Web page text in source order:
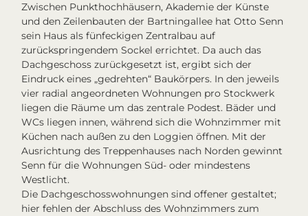
Zwischen Punkthochhäusern, Akademie der Künste
und den Zeilenbauten der Bartningallee hat Otto Senn
sein Haus als fünfeckigen Zentralbau auf
zurückspringendem Sockel errichtet. Da auch das
Dachgeschoss zurückgesetzt ist, ergibt sich der
Eindruck eines „gedrehten“ Baukörpers. In den jeweils
vier radial angeordneten Wohnungen pro Stockwerk
liegen die Räume um das zentrale Podest. Bäder und
WCs liegen innen, während sich die Wohnzimmer mit
Küchen nach außen zu den Loggien öffnen. Mit der
Ausrichtung des Treppenhauses nach Norden gewinnt
Senn für die Wohnungen Süd- oder mindestens
Westlicht.
Die Dachgeschosswohnungen sind offener gestaltet;
hier fehlen der Abschluss des Wohnzimmers zum